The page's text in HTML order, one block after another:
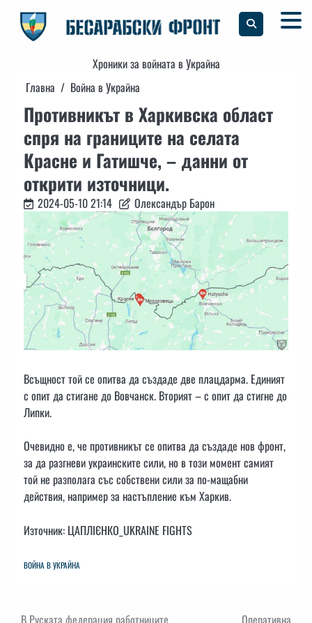
content
Хроники за войната в Украйна
Главна
Война в Украйна
Противникът в Харкивска област
спря на границите на селата
Красне и Гатишче, – данни от
открити източници.
2024-05-10 21:14 Олександър Барон
Всъщност той се опитва да създаде две плацдарма. Единият
с опит да стигане до Вовчанск. Вторият – с опит да стигне до
Липки.
Очевидно е, че противникът се опитва да създаде нов фронт,
за да разгневи украинските сили, но в този момент самият
той не разполага със собствени сили за по-мащабни
действия, например за настъпление към Харкив.
Източник: ЦАПЛІЄНКО_UKRAINE FIGHTS
ВОЙНА В УКРАЙНА
В Руската федерация работниците
Оперативна